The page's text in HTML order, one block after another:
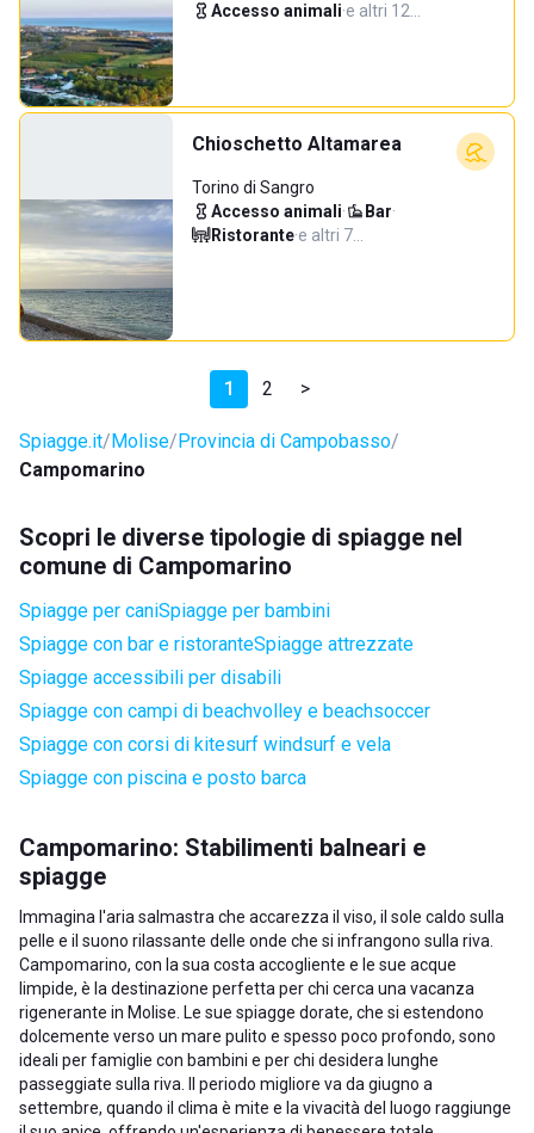
Accesso animali·e altri 12…
Chioschetto Altamarea
Torino di Sangro
Accesso animali· Bar·
Ristorante·e altri 7…
1 2 >
Spiagge.it Molise Provincia di Campobasso
Campomarino
Scopri le diverse tipologie di spiagge nel
comune di Campomarino
Spiagge per caniSpiagge per bambini
Spiagge con bar e ristoranteSpiagge attrezzate
Spiagge accessibili per disabili
Spiagge con campi di beachvolley e beachsoccer
Spiagge con corsi di kitesurf windsurf e vela
Spiagge con piscina e posto barca
Campomarino: Stabilimenti balneari e
spiagge
Immagina l'aria salmastra che accarezza il viso, il sole caldo sulla
pelle e il suono rilassante delle onde che si infrangono sulla riva.
Campomarino, con la sua costa accogliente e le sue acque
limpide, è la destinazione perfetta per chi cerca una vacanza
rigenerante in Molise. Le sue spiagge dorate, che si estendono
dolcemente verso un mare pulito e spesso poco profondo, sono
ideali per famiglie con bambini e per chi desidera lunghe
passeggiate sulla riva. Il periodo migliore va da giugno a
settembre, quando il clima è mite e la vivacità del luogo raggiunge